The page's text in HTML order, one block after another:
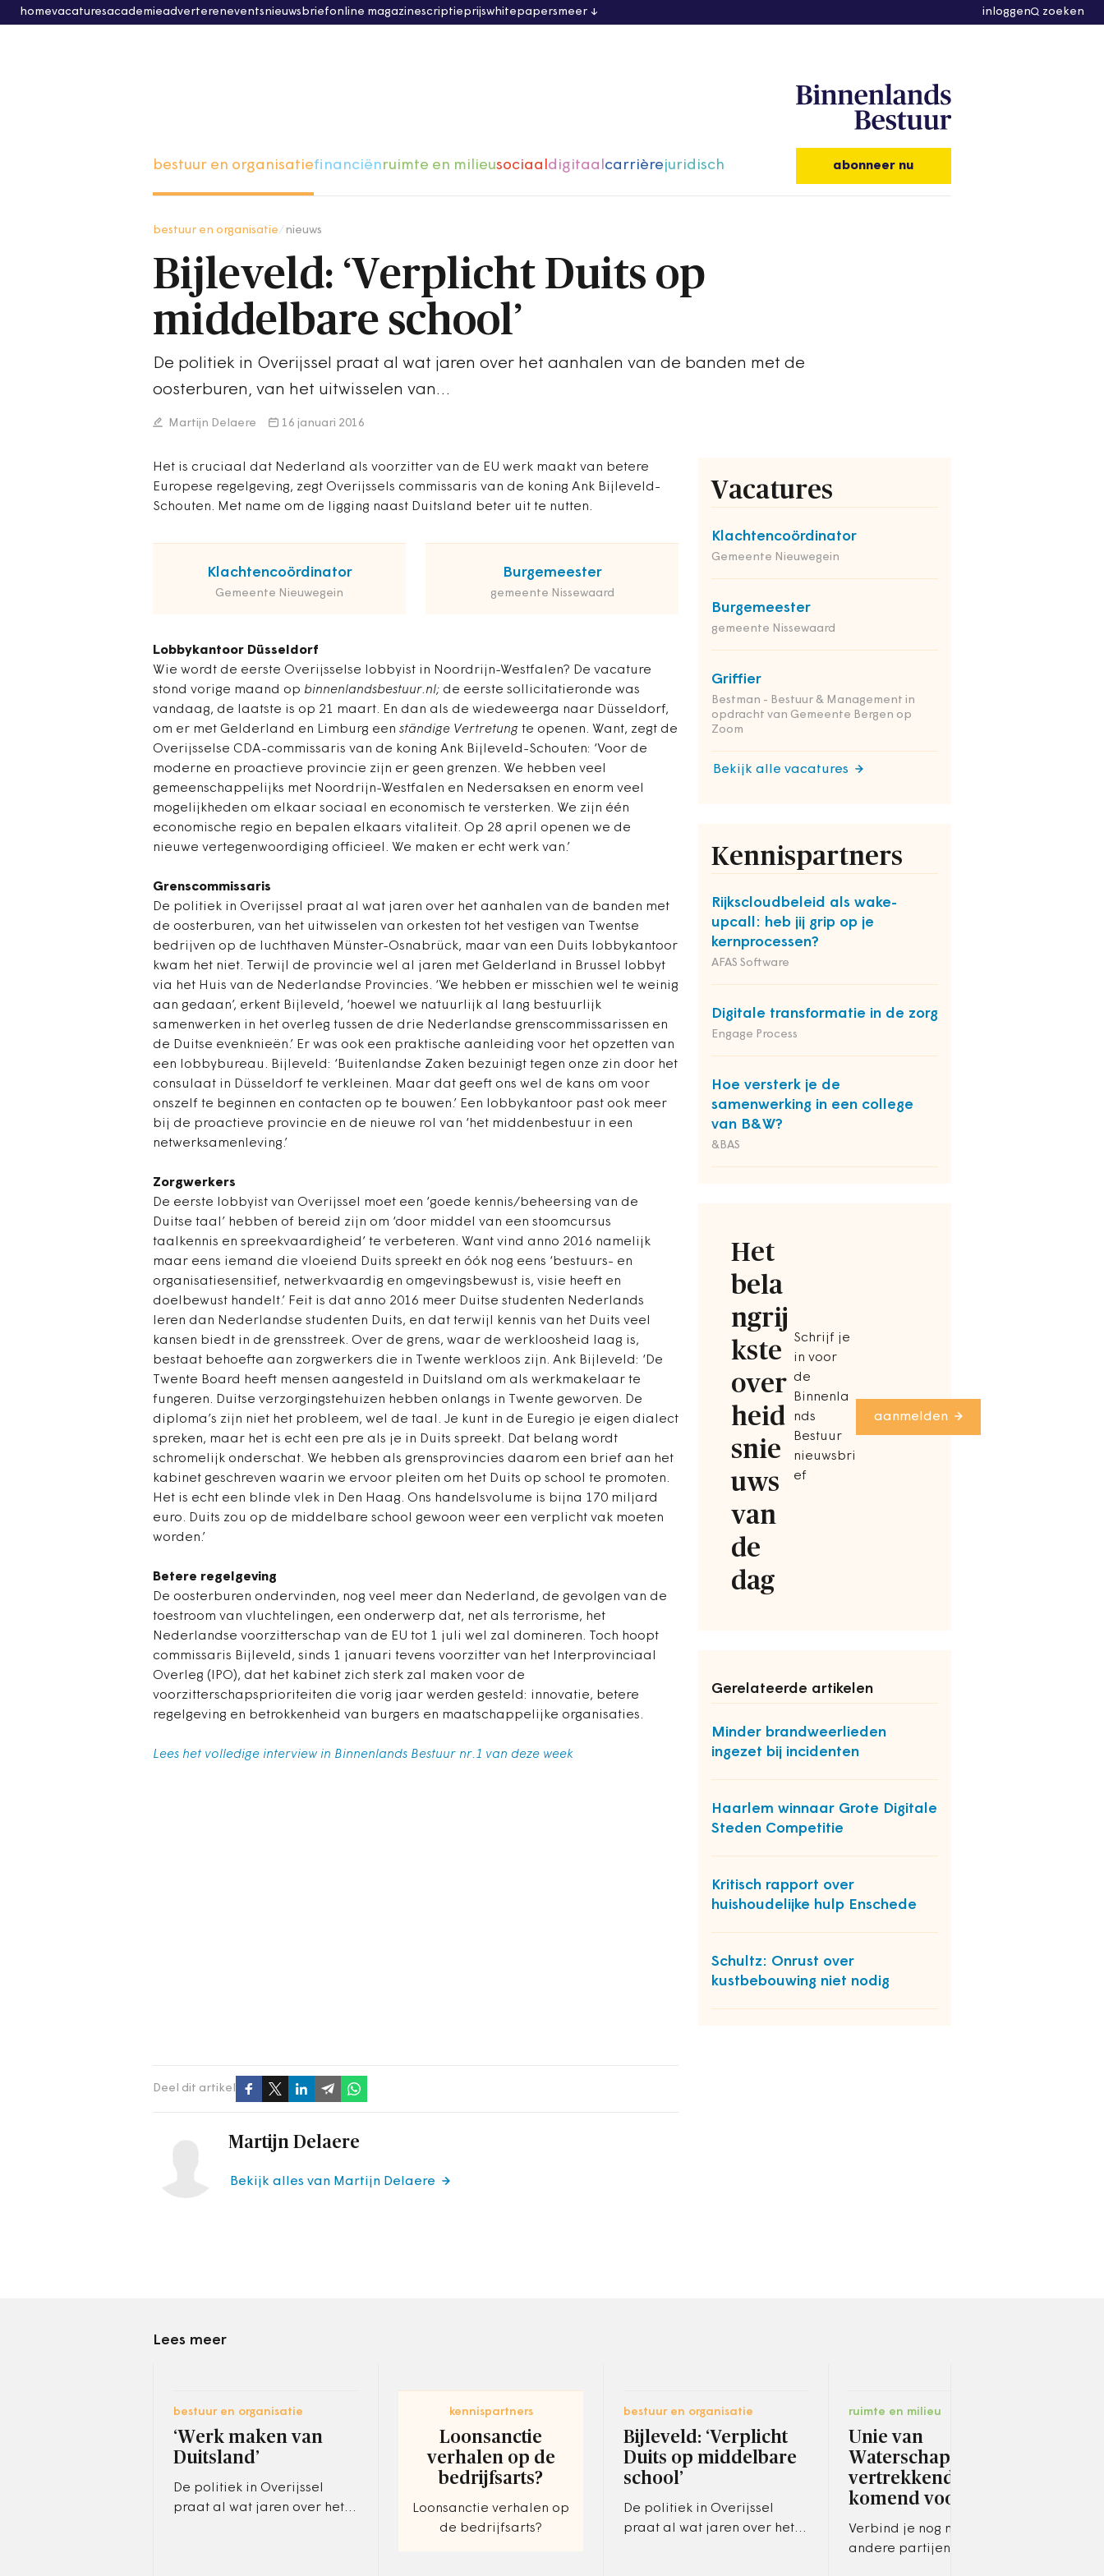
homevacaturesacademieadvertereneventsnieuwsbriefonline magazinescriptieprijswhitepapersmeer inloggen zoeken
bestuur en organisatiefinanciënruimte en milieusociaaldigitaalcarrièrejuridisch abonneer nu
bestuur en organisatie nieuws
Bijleveld: ‘Verplicht Duits op
middelbare school’
De politiek in Overijssel praat al wat jaren over het aanhalen van de banden met de
oosterburen, van het uitwisselen van…
Martijn Delaere 16 januari 2016
Het is cruciaal dat Nederland als voorzitter van de EU werk maakt van betere
Europese regelgeving, zegt Overijssels commissaris van de koning Ank Bijleveld-
Schouten. Met name om de ligging naast Duitsland beter uit te nutten.
Klachtencoördinator
Gemeente Nieuwegein
Burgemeester
gemeente Nissewaard
Lobbykantoor Düsseldorf
Wie wordt de eerste Overijsselse lobbyist in Noordrijn-Westfalen? De vacature
stond vorige maand op binnenlandsbestuur.nl; de eerste sollicitatieronde was
vandaag, de laatste is op 21 maart. En dan als de wiedeweerga naar Düsseldorf,
om er met Gelderland en Limburg een ständige Vertretung te openen. Want, zegt de
Overijsselse CDA-commissaris van de koning Ank Bijleveld-Schouten: ‘Voor de
moderne en proactieve provincie zijn er geen grenzen. We hebben veel
gemeenschappelijks met Noordrijn-Westfalen en Nedersaksen en enorm veel
mogelijkheden om elkaar sociaal en economisch te versterken. We zijn één
economische regio en bepalen elkaars vitaliteit. Op 28 april openen we de
nieuwe vertegenwoordiging officieel. We maken er echt werk van.’
Grenscommissaris
De politiek in Overijssel praat al wat jaren over het aanhalen van de banden met
de oosterburen, van het uitwisselen van orkesten tot het vestigen van Twentse
bedrijven op de luchthaven Münster-Osnabrück, maar van een Duits lobbykantoor
kwam het niet. Terwijl de provincie wel al jaren met Gelderland in Brussel lobbyt
via het Huis van de Nederlandse Provincies. ‘We hebben er misschien wel te weinig
aan gedaan’, erkent Bijleveld, ‘hoewel we natuurlijk al lang bestuurlijk
samenwerken in het overleg tussen de drie Nederlandse grenscommissarissen en
de Duitse evenknieën.’ Er was ook een praktische aanleiding voor het opzetten van
een lobbybureau. Bijleveld: ‘Buitenlandse Zaken bezuinigt tegen onze zin door het
consulaat in Düsseldorf te verkleinen. Maar dat geeft ons wel de kans om voor
onszelf te beginnen en contacten op te bouwen.’ Een lobbykantoor past ook meer
bij de proactieve provincie en de nieuwe rol van ‘het middenbestuur in een
netwerksamenleving.’
Zorgwerkers
De eerste lobbyist van Overijssel moet een ‘goede kennis/beheersing van de
Duitse taal’ hebben of bereid zijn om ‘door middel van een stoomcursus
taalkennis en spreekvaardigheid’ te verbeteren. Want vind anno 2016 namelijk
maar eens iemand die vloeiend Duits spreekt en óók nog eens ‘bestuurs- en
organisatiesensitief, netwerkvaardig en omgevingsbewust is, visie heeft en
doelbewust handelt.’ Feit is dat anno 2016 meer Duitse studenten Nederlands
leren dan Nederlandse studenten Duits, en dat terwijl kennis van het Duits veel
kansen biedt in de grensstreek. Over de grens, waar de werkloosheid laag is,
bestaat behoefte aan zorgwerkers die in Twente werkloos zijn. Ank Bijleveld: ‘De
Twente Board heeft mensen aangesteld in Duitsland om als werkmakelaar te
fungeren. Duitse verzorgingstehuizen hebben onlangs in Twente geworven. De
diploma’s zijn niet het probleem, wel de taal. Je kunt in de Euregio je eigen dialect
spreken, maar het is echt een pre als je in Duits spreekt. Dat belang wordt
schromelijk onderschat. We hebben als grensprovincies daarom een brief aan het
kabinet geschreven waarin we ervoor pleiten om het Duits op school te promoten.
Het is echt een blinde vlek in Den Haag. Ons handelsvolume is bijna 170 miljard
euro. Duits zou op de middelbare school gewoon weer een verplicht vak moeten
worden.’
Betere regelgeving
De oosterburen ondervinden, nog veel meer dan Nederland, de gevolgen van de
toestroom van vluchtelingen, een onderwerp dat, net als terrorisme, het
Nederlandse voorzitterschap van de EU tot 1 juli wel zal domineren. Toch hoopt
commissaris Bijleveld, sinds 1 januari tevens voorzitter van het Interprovinciaal
Overleg (IPO), dat het kabinet zich sterk zal maken voor de
voorzitterschapsprioriteiten die vorig jaar werden gesteld: innovatie, betere
regelgeving en betrokkenheid van burgers en maatschappelijke organisaties.
Lees het volledige interview in Binnenlands Bestuur nr.1 van deze week
Vacatures
Klachtencoördinator
Gemeente Nieuwegein
Burgemeester
gemeente Nissewaard
Griffier
Bestman - Bestuur & Management in
opdracht van Gemeente Bergen op
Zoom
Bekijk alle vacatures
Kennispartners
Rijkscloudbeleid als wake-
upcall: heb jij grip op je
kernprocessen?
AFAS Software
Digitale transformatie in de zorg
Engage Process
Hoe versterk je de
samenwerking in een college
van B&W?
&BAS
Het
bela
ngrij
kste
over
heid
snie
uws
van
de
dag
Schrijf je
in voor
de
Binnenla
nds
Bestuur
nieuwsbri
ef
aanmelden
Gerelateerde artikelen
Minder brandweerlieden
ingezet bij incidenten
Haarlem winnaar Grote Digitale
Steden Competitie
Kritisch rapport over
huishoudelijke hulp Enschede
Schultz: Onrust over
kustbebouwing niet nodig
Deel dit artikel
Martijn Delaere
Bekijk alles van Martijn Delaere
Lees meer
bestuur en organisatie
‘Werk maken van
Duitsland’
De politiek in Overijssel
praat al wat jaren over het
kennispartners
Loonsanctie
verhalen op de
bedrijfsarts?
Loonsanctie verhalen op
de bedrijfsarts?
bestuur en organisatie
Bijleveld: ‘Verplicht
Duits op middelbare
school’
De politiek in Overijssel
praat al wat jaren over het
ruimte en milieu
Unie van
Waterschappen: de
vertrekkend - en
komend voorzitter
Verbind je nog meer met
andere partijen, zegt